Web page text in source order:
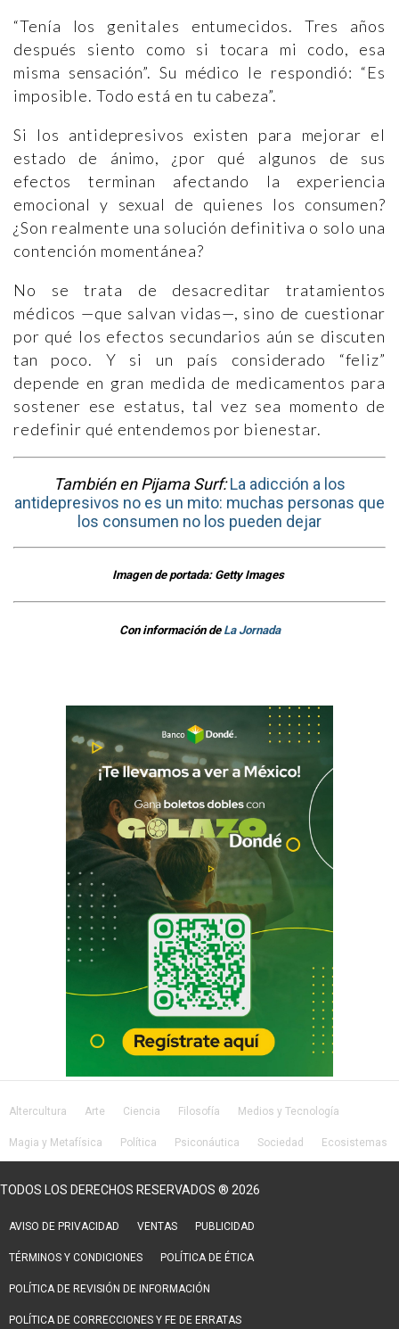
“Tenía los genitales entumecidos. Tres años
después siento como si tocara mi codo, esa
misma sensación”. Su médico le respondió: “Es
imposible. Todo está en tu cabeza”.
Si los antidepresivos existen para mejorar el
estado de ánimo, ¿por qué algunos de sus
efectos terminan afectando la experiencia
emocional y sexual de quienes los consumen?
¿Son realmente una solución definitiva o solo una
contención momentánea?
No se trata de desacreditar tratamientos
médicos —que salvan vidas—, sino de cuestionar
por qué los efectos secundarios aún se discuten
tan poco. Y si un país considerado “feliz”
depende en gran medida de medicamentos para
sostener ese estatus, tal vez sea momento de
redefinir qué entendemos por bienestar.
También en Pijama Surf:La adicción a los
antidepresivos no es un mito: muchas personas que
los consumen no los pueden dejar
Imagen de portada: Getty Images
Con información deLa Jornada
Altercultura Arte Ciencia Filosofía Medios y Tecnología
Magia y Metafísica Política Psiconáutica Sociedad Ecosistemas
TODOS LOS DERECHOS RESERVADOS ® 2026
AVISO DE PRIVACIDAD VENTAS PUBLICIDAD
TÉRMINOS Y CONDICIONES POLÍTICA DE ÉTICA
POLÍTICA DE REVISIÓN DE INFORMACIÓN
POLÍTICA DE CORRECCIONES Y FE DE ERRATAS